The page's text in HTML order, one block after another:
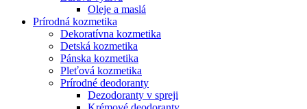
Oleje a maslá
Prírodná kozmetika
Dekoratívna kozmetika
Detská kozmetika
Pánska kozmetika
Pleťová kozmetika
Prírodné deodoranty
Dezodoranty v spreji